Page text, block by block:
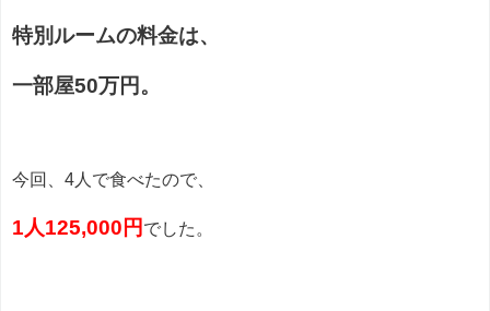
特別ルームの料金は、
一部屋50万円。
今回、4人で食べたので、
1人125,000円 でした。